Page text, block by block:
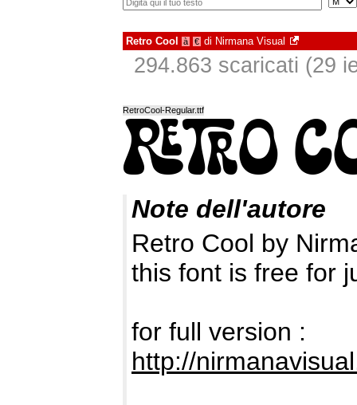
Retro Cool à € di Nirmana Visual
294.863 scaricati (29
RetroCool-Regular.ttf
Note dell'autore
Retro Cool by
this font is free for
for full version :
http://